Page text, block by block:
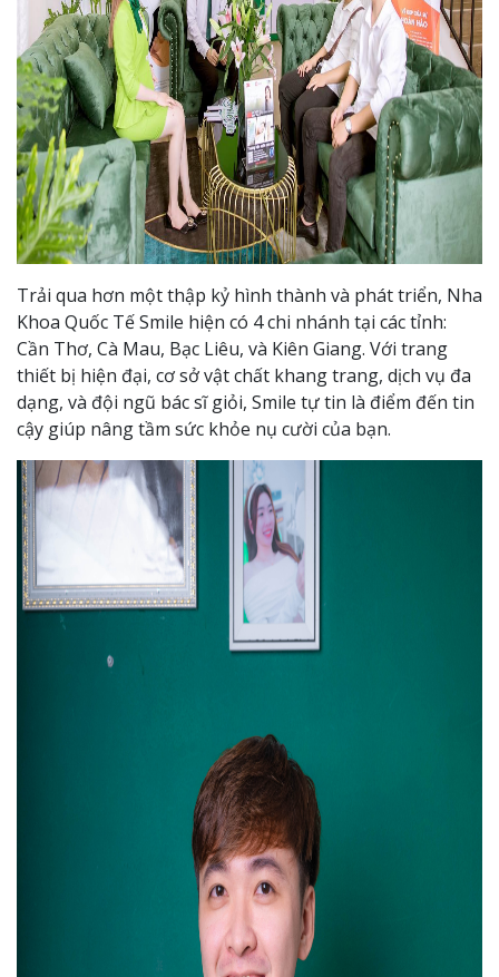
Trải qua hơn một thập kỷ hình thành và phát triển, Nha
Khoa Quốc Tế Smile hiện có 4 chi nhánh tại các tỉnh:
Cần Thơ, Cà Mau, Bạc Liêu, và Kiên Giang. Với trang
thiết bị hiện đại, cơ sở vật chất khang trang, dịch vụ đa
dạng, và đội ngũ bác sĩ giỏi, Smile tự tin là điểm đến tin
cậy giúp nâng tầm sức khỏe nụ cười của bạn.